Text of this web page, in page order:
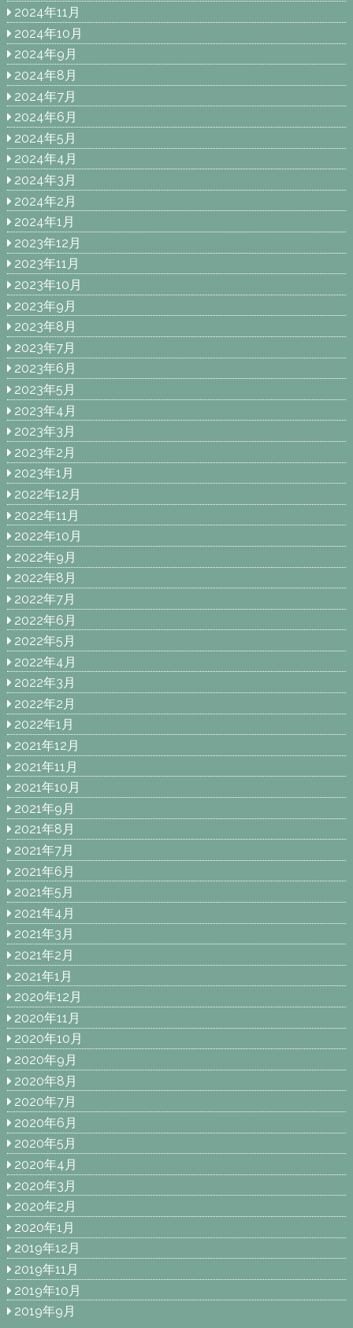
2024年11月
2024年10月
2024年9月
2024年8月
2024年7月
2024年6月
2024年5月
2024年4月
2024年3月
2024年2月
2024年1月
2023年12月
2023年11月
2023年10月
2023年9月
2023年8月
2023年7月
2023年6月
2023年5月
2023年4月
2023年3月
2023年2月
2023年1月
2022年12月
2022年11月
2022年10月
2022年9月
2022年8月
2022年7月
2022年6月
2022年5月
2022年4月
2022年3月
2022年2月
2022年1月
2021年12月
2021年11月
2021年10月
2021年9月
2021年8月
2021年7月
2021年6月
2021年5月
2021年4月
2021年3月
2021年2月
2021年1月
2020年12月
2020年11月
2020年10月
2020年9月
2020年8月
2020年7月
2020年6月
2020年5月
2020年4月
2020年3月
2020年2月
2020年1月
2019年12月
2019年11月
2019年10月
2019年9月